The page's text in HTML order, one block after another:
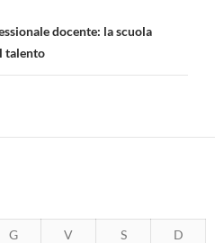
docente: la scuola
talento
G V S D